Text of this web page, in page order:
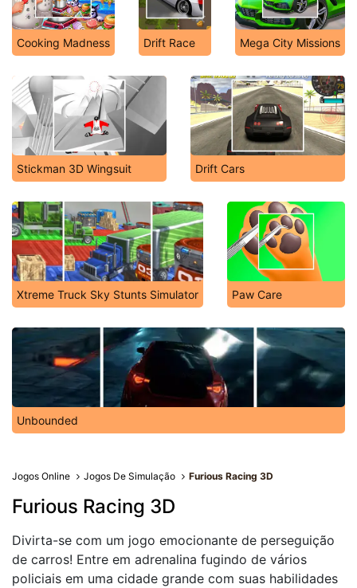
Cooking Madness Drift Race Mega City Missions
Stickman 3D Wingsuit Drift Cars
Xtreme Truck Sky Stunts Simulator Paw Care
Unbounded
Jogos Online Jogos De Simulação Furious Racing 3D
Furious Racing 3D
Divirta-se com um jogo emocionante de perseguição
de carros! Entre em adrenalina fugindo de vários
policiais em uma cidade grande com suas habilidades